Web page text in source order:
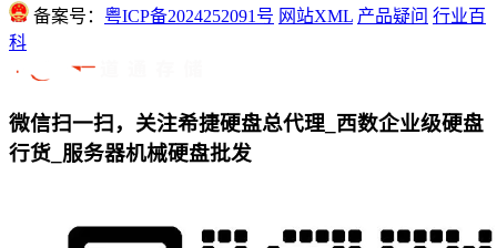
备案号： 粤ICP备2024252091号 网站XML 产品疑问 行业百
科
微信扫一扫，关注希捷硬盘总代理_西数企业级硬盘
行货_服务器机械硬盘批发